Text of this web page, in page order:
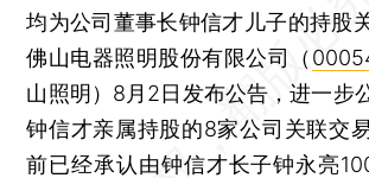
均为公司董事长钟信才儿子的持股
佛山电器照明股份有限公司（
山照明）8月2日发布公告，进一步
钟信才亲属持股的8家公司关联交
前已经承认由钟信才长子钟永亮